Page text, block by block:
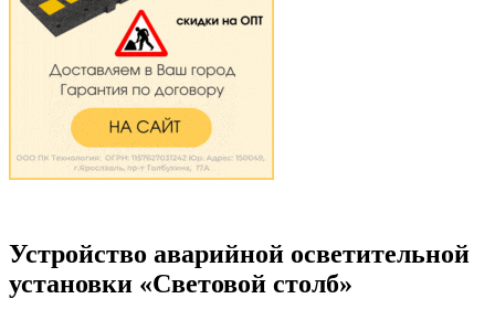
Устройство аварийной осветительной
установки «Световой столб»